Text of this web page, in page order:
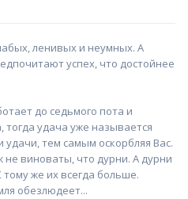
ленивых и неумных. А
успех, что достойнее
до седьмого пота и
удача уже называется
удачи, тем самым оскорбляя Вас.
не виноваты, что дурни. А дурни
же их всегда больше.
обезлюдеет...